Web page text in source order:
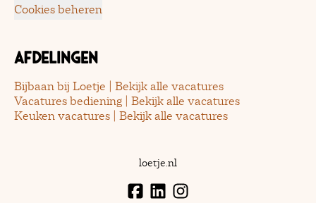
Cookies beheren
Afdelingen
Bijbaan bij Loetje | Bekijk alle vacatures
Vacatures bediening | Bekijk alle vacatures
Keuken vacatures | Bekijk alle vacatures
loetje.nl